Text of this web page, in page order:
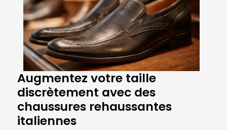
Augmentez votre taille
discrètement avec des
chaussures rehaussantes
italiennes